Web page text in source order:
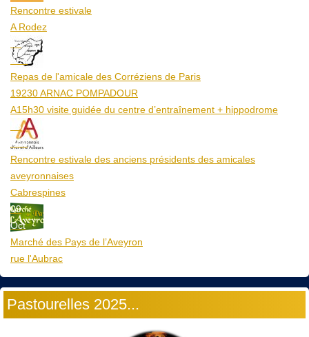
Rencontre estivale
A Rodez
23
Aoû
Repas de l'amicale des Corréziens de Paris
19230 ARNAC POMPADOUR
A15h30 visite guidée du centre d’entraînement + hippodrome
25
Aoû
Rencontre estivale des anciens présidents des amicales
aveyronnaises
Cabrespines
09
Oct
Marché des Pays de l’Aveyron
rue l'Aubrac
Pastourelles 2025...